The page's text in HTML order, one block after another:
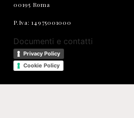
00195 Roma
P.Iva: 14975001000
Documenti e contatti
Privacy Policy
Cookie Policy